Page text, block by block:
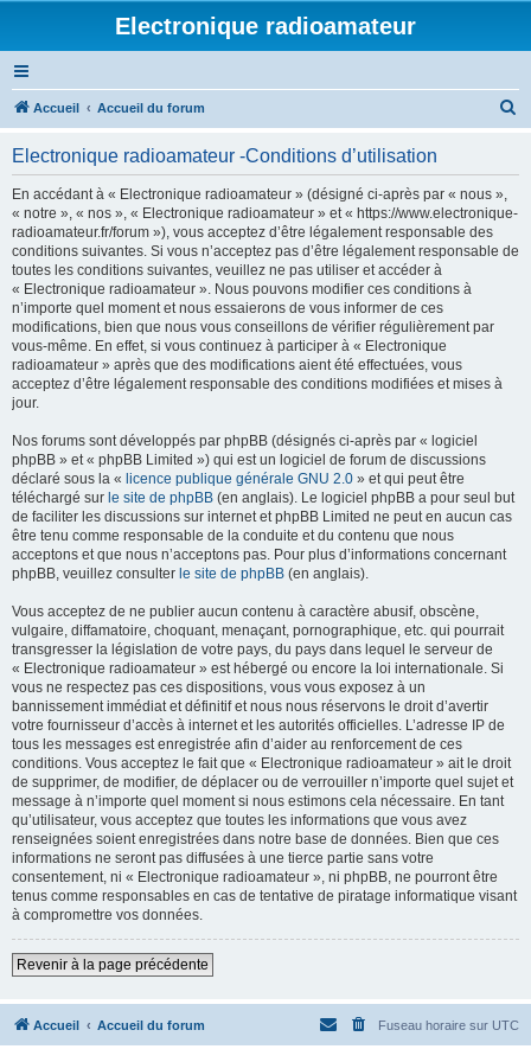
Electronique radioamateur
Accueil Accueil du forum
Electronique radioamateur -Conditions d’utilisation
En accédant à « Electronique radioamateur » (désigné ci-après par « nous »,
« notre », « nos », « Electronique radioamateur » et « https://www.electronique-
radioamateur.fr/forum »), vous acceptez d’être légalement responsable des
conditions suivantes. Si vous n’acceptez pas d’être légalement responsable de
toutes les conditions suivantes, veuillez ne pas utiliser et accéder à
« Electronique radioamateur ». Nous pouvons modifier ces conditions à
n’importe quel moment et nous essaierons de vous informer de ces
modifications, bien que nous vous conseillons de vérifier régulièrement par
vous-même. En effet, si vous continuez à participer à « Electronique
radioamateur » après que des modifications aient été effectuées, vous
acceptez d’être légalement responsable des conditions modifiées et mises à
jour.
Nos forums sont développés par phpBB (désignés ci-après par « logiciel
phpBB » et « phpBB Limited ») qui est un logiciel de forum de discussions
déclaré sous la « licence publique générale GNU 2.0 » et qui peut être
téléchargé sur le site de phpBB (en anglais). Le logiciel phpBB a pour seul but
de faciliter les discussions sur internet et phpBB Limited ne peut en aucun cas
être tenu comme responsable de la conduite et du contenu que nous
acceptons et que nous n’acceptons pas. Pour plus d’informations concernant
phpBB, veuillez consulter le site de phpBB (en anglais).
Vous acceptez de ne publier aucun contenu à caractère abusif, obscène,
vulgaire, diffamatoire, choquant, menaçant, pornographique, etc. qui pourrait
transgresser la législation de votre pays, du pays dans lequel le serveur de
« Electronique radioamateur » est hébergé ou encore la loi internationale. Si
vous ne respectez pas ces dispositions, vous vous exposez à un
bannissement immédiat et définitif et nous nous réservons le droit d’avertir
votre fournisseur d’accès à internet et les autorités officielles. L’adresse IP de
tous les messages est enregistrée afin d’aider au renforcement de ces
conditions. Vous acceptez le fait que « Electronique radioamateur » ait le droit
de supprimer, de modifier, de déplacer ou de verrouiller n’importe quel sujet et
message à n’importe quel moment si nous estimons cela nécessaire. En tant
qu’utilisateur, vous acceptez que toutes les informations que vous avez
renseignées soient enregistrées dans notre base de données. Bien que ces
informations ne seront pas diffusées à une tierce partie sans votre
consentement, ni « Electronique radioamateur », ni phpBB, ne pourront être
tenus comme responsables en cas de tentative de piratage informatique visant
à compromettre vos données.
Revenir à la page précédente
Accueil Accueil du forum Fuseau horaire sur UTC